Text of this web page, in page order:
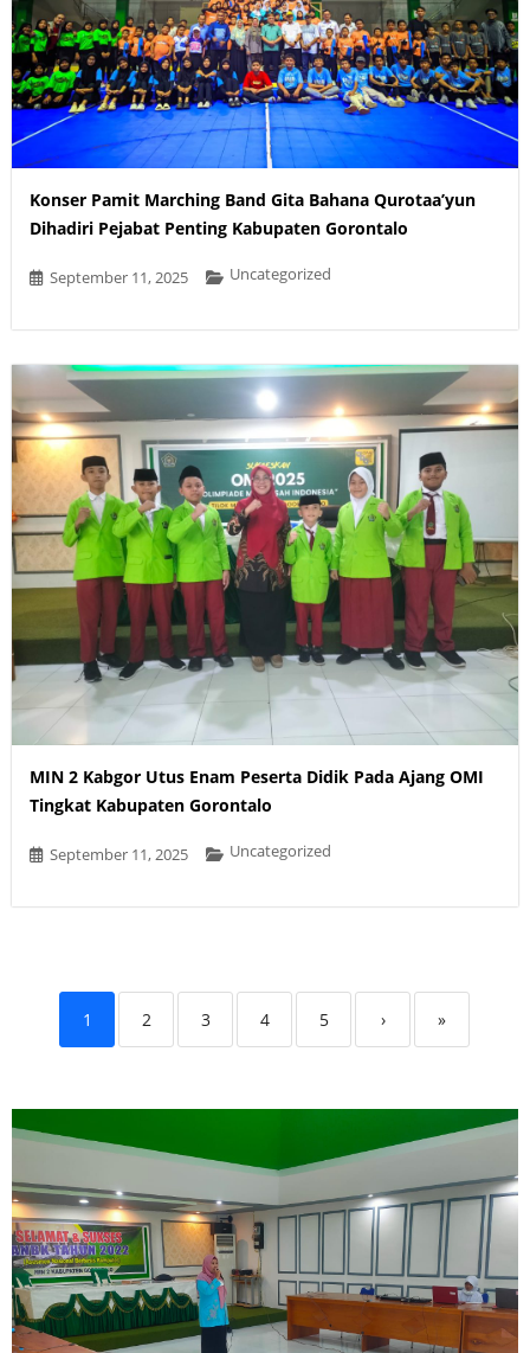
Konser Pamit Marching Band Gita Bahana Qurotaa’yun
Dihadiri Pejabat Penting Kabupaten Gorontalo
September 11, 2025 Uncategorized
MIN 2 Kabgor Utus Enam Peserta Didik Pada Ajang OMI
Tingkat Kabupaten Gorontalo
September 11, 2025 Uncategorized
1 2 3 4 5 › »